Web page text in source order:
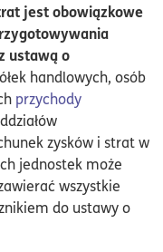
jest obowiązkowe
ustawą o
handlowych, osób
przychody
zysków i strat w
jednostek może
wszystkie
do ustawy o